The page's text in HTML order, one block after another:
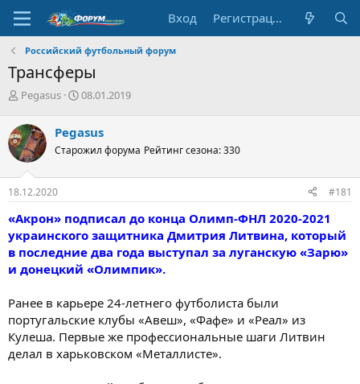
Вход Регистрация
Российский футбольный форум
Трансферы
А
т
о
р
т
е
м
Pegasus
Д
а
н
ч
а
08.01.2019
Pegasus
Старожил форума Рейтинг сезона: 330
18.12.2020 #181
«Акрон» подписал до конца Олимп-ФНЛ 2020-2021
украинского защитника Дмитрия Литвина, который
в последние два года выступал за луганскую «Зарю»
и донецкий «Олимпик».
Ранее в карьере 24-летнего футболиста были
португальские клубы «Авеш», «Фафе» и «Реал» из
Кулеша. Первые же профессиональные шаги Литвин
делал в харьковском «Металлисте».